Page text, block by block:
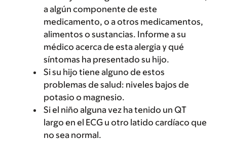
a algún componente de este
medicamento, o a otros medicamentos,
alimentos o sustancias. Informe a su
médico acerca de esta alergia y qué
síntomas ha presentado su hijo.
Si su hijo tiene alguno de estos
problemas de salud: niveles bajos de
potasio o magnesio.
Si el niño alguna vez ha tenido un QT
largo en el ECG u otro latido cardíaco que
no sea normal.